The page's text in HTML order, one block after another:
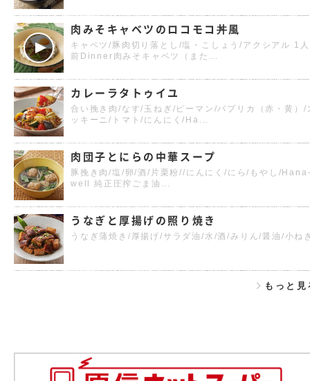
肉みそキャベツのロコモコ丼風
キャベツ/豚肉切り落とし/塩・こしょう/アクシアル 1人
前Dinner肉みそキャベツ（また...
カレーラタトゥイユ
合い挽き肉/なす/玉ねぎ/ピーマン/パプリカ（赤・黄）/
ッキーニ/トマト/にんにく/Ha...
肉団子とにらの中華スープ
豚挽き肉/塩/卵/酒/片栗粉//にんにく/にら/もやし/
well 純正圧搾ごま油...
うなぎと厚揚げの照り焼き
うなぎ蒲焼き/厚揚げ/サラダ油/水/酒/みりん/醤油/小ね
もっと見